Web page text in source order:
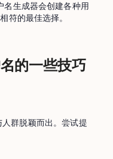
名生成器会创建各种用
符的最佳选择。
的一些技巧
群脱颖而出。尝试提